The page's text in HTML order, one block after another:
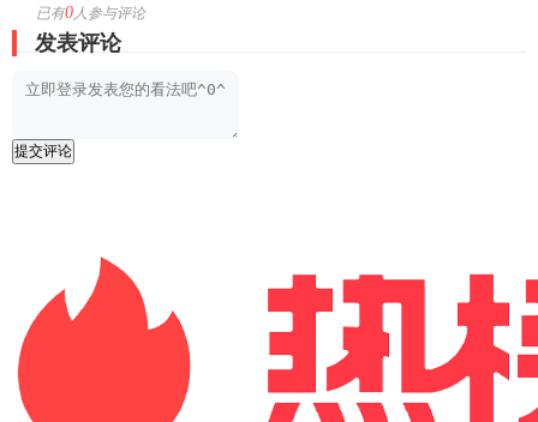
已有0人参与评论
发表评论
提交评论